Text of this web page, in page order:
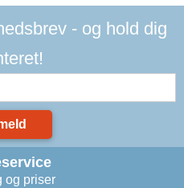
- og hold dig
og priser